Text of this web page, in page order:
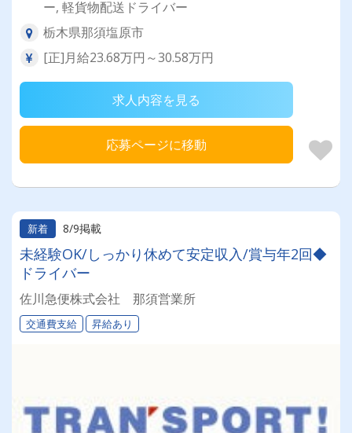
ー, 軽貨物配送ドライバー
栃木県那須塩原市
[正]月給23.68万円～30.58万円
求人内容を見る
応募ページに移動
新着 8/9掲載
未経験OK/しっかり休めて安定収入/賞与年2回◆
ドライバー
佐川急便株式会社 那須営業所
交通費支給 昇給あり